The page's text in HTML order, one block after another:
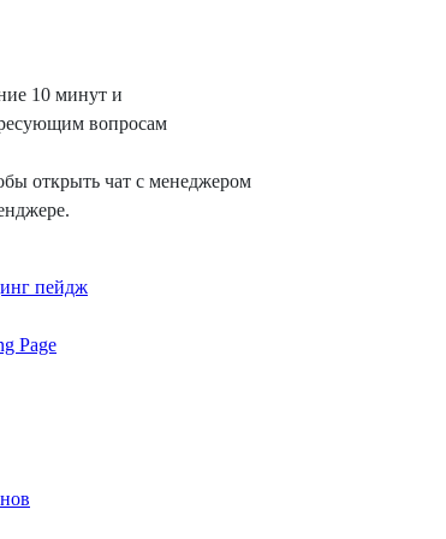
10 минут и
вопросам
открыть чат с менеджером
пейдж
Page